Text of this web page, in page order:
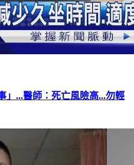
」...醫師：死亡風險高...勿輕